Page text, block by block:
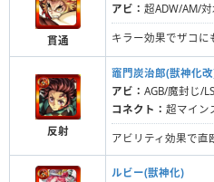
貫通
アビ： 超ADW/AM/
キラー効果でザコに
反射
竈門炭治郎(獣神化
アビ： AGB/魔封じ/
コネクト： 超マイン
アビリティ効果で直
ルビー(獣神化)